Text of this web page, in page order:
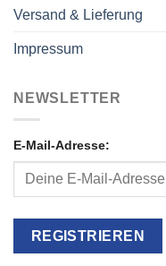
Versand & Lieferung
Impressum
NEWSLETTER
E-Mail-Adresse: